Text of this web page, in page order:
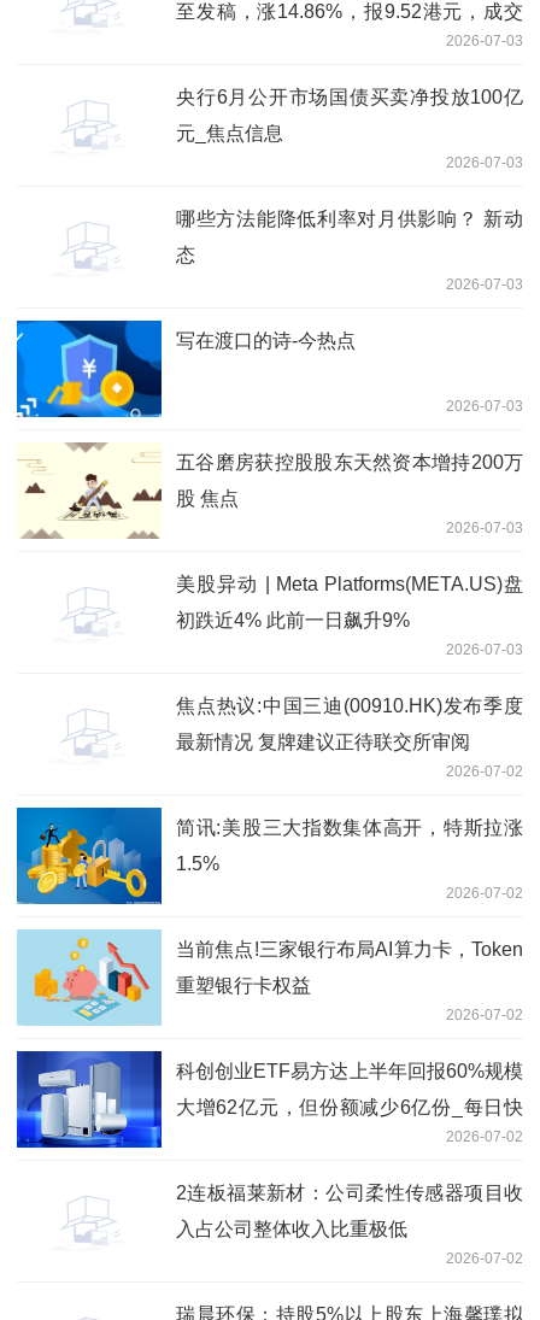
至发稿，涨14.86%，报9.52港元，成交
2026-07-03
央行6月公开市场国债买卖净投放100亿
元_焦点信息
2026-07-03
哪些方法能降低利率对月供影响？ 新动
态
2026-07-03
写在渡口的诗-今热点
2026-07-03
五谷磨房获控股股东天然资本增持200万
股 焦点
2026-07-03
美股异动 | Meta Platforms(META.US)盘
初跌近4% 此前一日飙升9%
2026-07-03
焦点热议:中国三迪(00910.HK)发布季度
最新情况 复牌建议正待联交所审阅
2026-07-02
简讯:美股三大指数集体高开，特斯拉涨
1.5%
2026-07-02
当前焦点!三家银行布局AI算力卡，Token
重塑银行卡权益
2026-07-02
科创创业ETF易方达上半年回报60%规模
大增62亿元，但份额减少6亿份_每日快
2026-07-02
2连板福莱新材：公司柔性传感器项目收
入占公司整体收入比重极低
2026-07-02
瑞晨环保：持股5%以上股东上海馨璞拟